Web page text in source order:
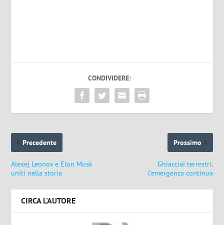
CONDIVIDERE:
Precedente
Alexej Leonov e Elon Musk
uniti nella storia
Prossimo
Ghiacciai terrestri,
l’emergenza continua
CIRCA L'AUTORE